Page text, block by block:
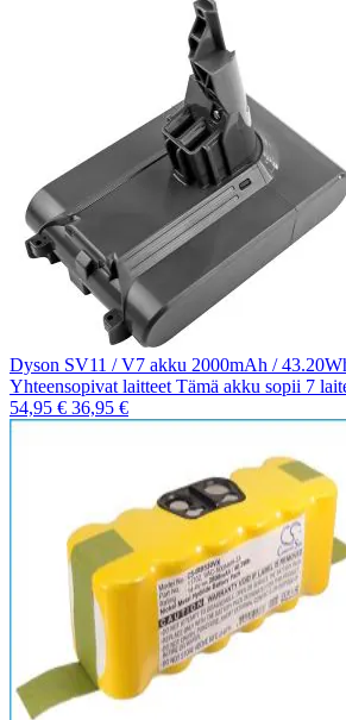
Dyson SV11 / V7 akku 2000mAh /
Yhteensopivat laitteet Tämä akku sopii 7
54,95 € 36,95 €